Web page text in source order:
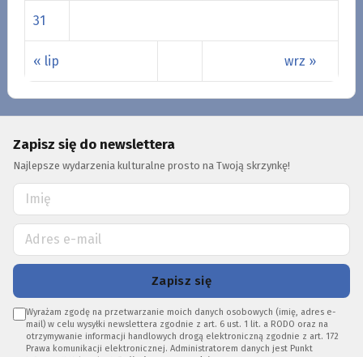
« lip wrz »
31
Zapisz się do newslettera
Najlepsze wydarzenia kulturalne prosto na Twoją skrzynkę!
Zapisz się
Wyrażam zgodę na przetwarzanie moich danych osobowych (imię, adres e-
mail) w celu wysyłki newslettera zgodnie z art. 6 ust. 1 lit. a RODO oraz na
otrzymywanie informacji handlowych drogą elektroniczną zgodnie z art. 172
Prawa komunikacji elektronicznej. Administratorem danych jest Punkt